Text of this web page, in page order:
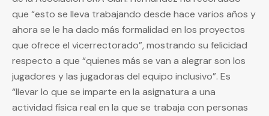
que “esto se lleva trabajando desde hace varios años y
ahora se le ha dado más formalidad en los proyectos
que ofrece el vicerrectorado”, mostrando su felicidad
respecto a que “quienes más se van a alegrar son los
jugadores y las jugadoras del equipo inclusivo”. Es
“llevar lo que se imparte en la asignatura a una
actividad física real en la que se trabaja con personas